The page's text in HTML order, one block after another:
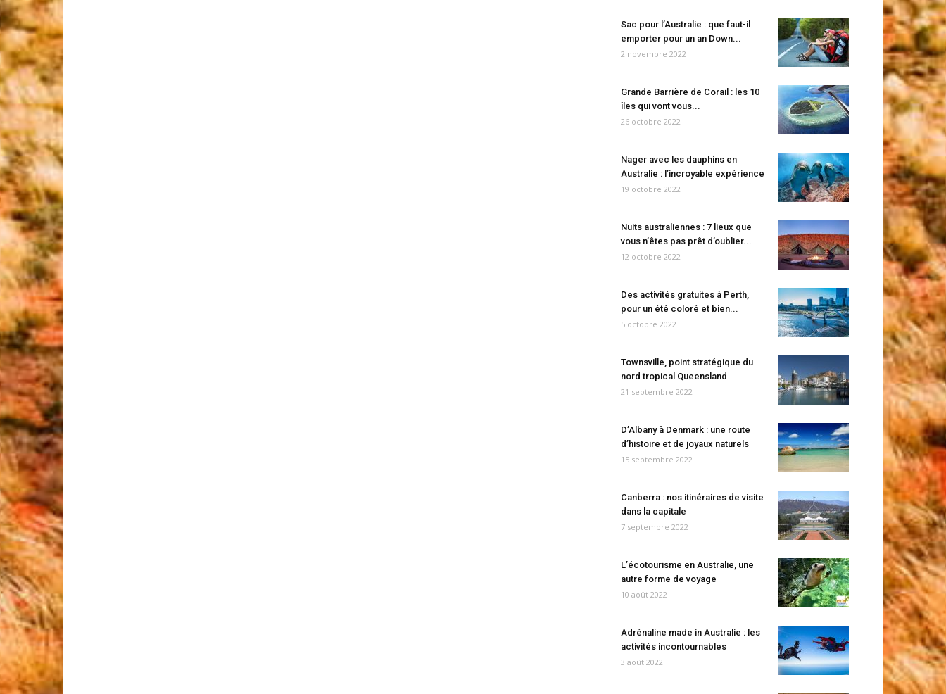
Sac pour l’Australie : que faut-il
emporter pour un an Down...
2 novembre 2022
Grande Barrière de Corail : les 10
îles qui vont vous...
26 octobre 2022
Nager avec les dauphins en
Australie : l’incroyable expérience
19 octobre 2022
Nuits australiennes : 7 lieux que
vous n’êtes pas prêt d’oublier...
12 octobre 2022
Des activités gratuites à Perth,
pour un été coloré et bien...
5 octobre 2022
Townsville, point stratégique du
nord tropical Queensland
21 septembre 2022
D’Albany à Denmark : une route
d’histoire et de joyaux naturels
15 septembre 2022
Canberra : nos itinéraires de visite
dans la capitale
7 septembre 2022
L’écotourisme en Australie, une
autre forme de voyage
10 août 2022
Adrénaline made in Australie : les
activités incontournables
3 août 2022